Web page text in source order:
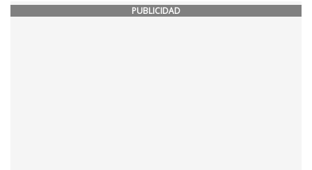
PUBLICIDAD